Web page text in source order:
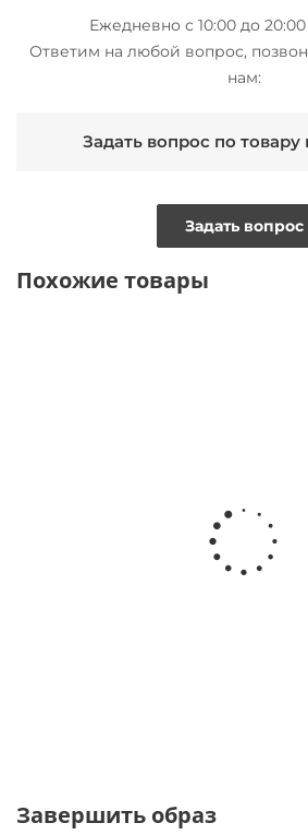
Ежедневно с 10:00 до
Ответим на любой вопрос,
нам:
Задать вопрос по товару
Задать вопрос
Похожие товары
Завершить образ